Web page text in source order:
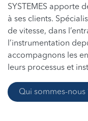
SYSTEMES apporte
à ses clients.
de vitesse, dans
l’instrumentation
accompagnons les
leurs processus et
Qui somme​​​​s-​​​​nous